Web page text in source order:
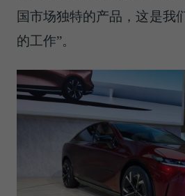
国市场独特的产品，这是我
的工作”。